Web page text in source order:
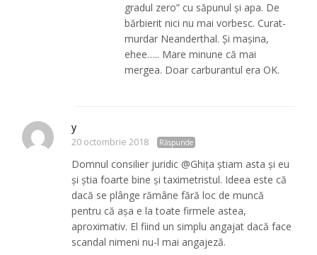
gradul zero” cu săpunul și apa. De
bărbierit nici nu mai vorbesc. Curat-
murdar Neanderthal. Și mașina,
ehee….. Mare minune că mai
mergea. Doar carburantul era OK.
y
20 octombrie 2018 Răspunde
Domnul consilier juridic @Ghița știam asta și eu
și știa foarte bine și taximetristul. Ideea este că
dacă se plânge rămâne fără loc de muncă
pentru că așa e la toate firmele astea,
aproximativ. El fiind un simplu angajat dacă face
scandal nimeni nu-l mai angajeză.